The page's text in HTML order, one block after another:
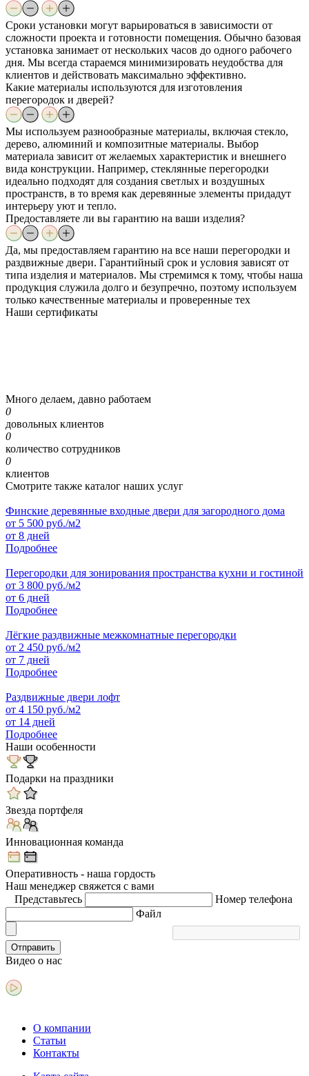
Сроки установки могут варьироваться в зависимости от
сложности проекта и готовности помещения. Обычно базовая
установка занимает от нескольких часов до одного рабочего
дня. Мы всегда стараемся минимизировать неудобства для
клиентов и действовать максимально эффективно.
Какие материалы используются для изготовления
перегородок и дверей?
Мы используем разнообразные материалы, включая стекло,
дерево, алюминий и композитные материалы. Выбор
материала зависит от желаемых характеристик и внешнего
вида конструкции. Например, стеклянные перегородки
идеально подходят для создания светлых и воздушных
пространств, в то время как деревянные элементы придадут
интерьеру уют и тепло.
Предоставляете ли вы гарантию на ваши изделия?
Да, мы предоставляем гарантию на все наши перегородки и
раздвижные двери. Гарантийный срок и условия зависят от
типа изделия и материалов. Мы стремимся к тому, чтобы наша
продукция служила долго и безупречно, поэтому используем
только качественные материалы и проверенные тех
Наши сертификаты
Много делаем, давно работаем
0
довольных клиентов
0
количество сотрудников
0
клиентов
Смотрите также каталог наших услуг
Финские деревянные входные двери для загородного дома
от 5 500 руб./м2
от 8 дней
Подробнее
Перегородки для зонирования пространства кухни и гостиной
от 3 800 руб./м2
от 6 дней
Подробнее
Лёгкие раздвижные межкомнатные перегородки
от 2 450 руб./м2
от 7 дней
Подробнее
Раздвижные двери лофт
от 4 150 руб./м2
от 14 дней
Подробнее
Наши особенности
Подарки на праздники
Звезда портфеля
Инновационная команда
Оперативность - наша гордость
Наш менеджер свяжется с вами
Представьтесь
Номер телефона
Файл
Отправить
Видео о нас
О компании
Статьи
Контакты